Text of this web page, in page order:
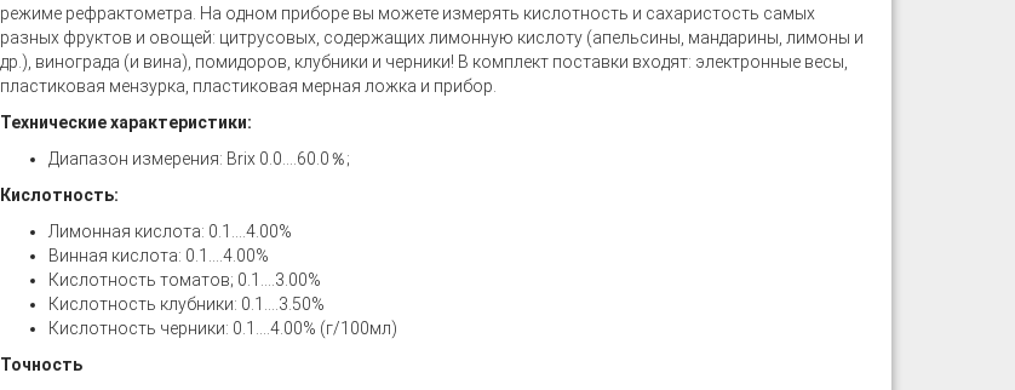
режиме рефрактометра. На одном приборе вы можете измерять кислотность и сахаристость самых
разных фруктов и овощей: цитрусовых, содержащих лимонную кислоту (апельсины, мандарины, лимоны и
др.), винограда (и вина), помидоров, клубники и черники! В комплект поставки входят: электронные весы,
пластиковая мензурка, пластиковая мерная ложка и прибор.
Технические характеристики:
Диапазон измерения: Brix 0.0....60.0％;
Кислотность:
Лимонная кислота: 0.1....4.00%
Винная кислота: 0.1....4.00%
Кислотность томатов; 0.1....3.00%
Кислотность клубники: 0.1....3.50%
Кислотность черники: 0.1....4.00% (г/100мл)
Точность